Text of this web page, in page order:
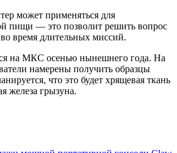
может применяться для
пищи — это позволит решить вопрос
время длительных миссий.
на МКС осенью нынешнего года. На
намерены получить образцы
что это будет хрящевая ткань
железа грызуна.